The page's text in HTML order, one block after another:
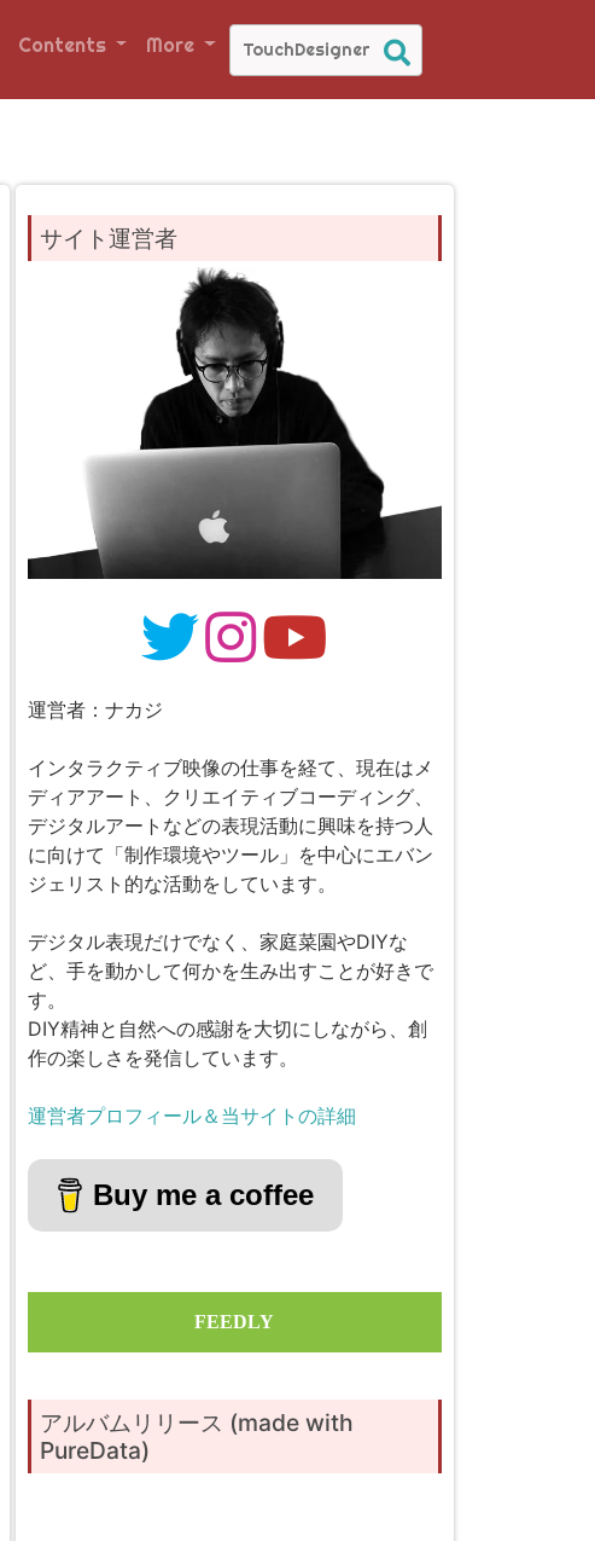
Contents More
サイト運営者
運営者：ナカジ
インタラクティブ映像の仕事を経て、現在はメ
ディアアート、クリエイティブコーディング、
デジタルアートなどの表現活動に興味を持つ人
に向けて「制作環境やツール」を中心にエバン
ジェリスト的な活動をしています。
デジタル表現だけでなく、家庭菜園やDIYな
ど、手を動かして何かを生み出すことが好きで
す。
DIY精神と自然への感謝を大切にしながら、創
作の楽しさを発信しています。
運営者プロフィール＆当サイトの詳細
Buy me a coffee
FEEDLY
アルバムリリース (made with
PureData)